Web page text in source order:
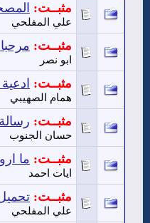
مثبــت:
علي المفلحي
مثبــت:
ابو نصر
مثبــت:
همام الصهيبي
مثبــت:
حسان الجنوب
مثبــت: ما
ايات احمد
مثبــت:
علي المفلحي